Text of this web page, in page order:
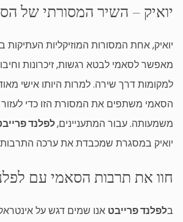
יואיק – השיר המסורתי של
יואיק, אחת המסורות המוזיקליות העתיקות
מאפשר לסאמי לבטא רגשות, זיכרונות
למקומות דרך שירה. למרות היותו אישי
הסאמי משתפים את המסורת הזו כדי
משמעותה. עבור המתעניינים,לפלנד
יואיק במסגרת שמכבדת את ערכה
חוו את תרבות הסאמי עם
בלפלנד פרייבט אנו שמים דגש על